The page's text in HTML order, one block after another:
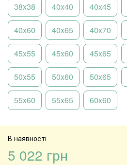
38x38 40x40 40x45
40x60 40x65 40x70
45x55 45x60 45x65
50x55 50x60 50x65
55x60 55x65 60x60
В наявності
5 022 грн